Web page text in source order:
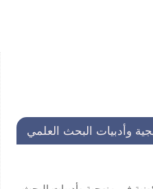
وأدبيات البحث العلمي
في منهجية وأدبيات البحث